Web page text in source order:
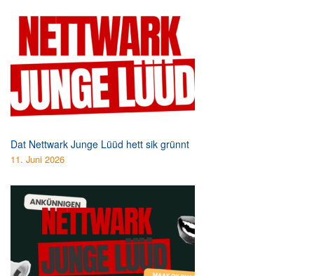
Dat Nettwark Junge Lüüd hett sik grünnt
11. Juni 2026